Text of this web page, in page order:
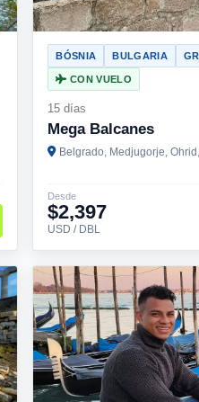
BÓSNIA BULGARIA
CON VUELO
15 días
Mega Balcanes
Belgrado, Medjugorje,
Desde
$2,397
USD / DBL